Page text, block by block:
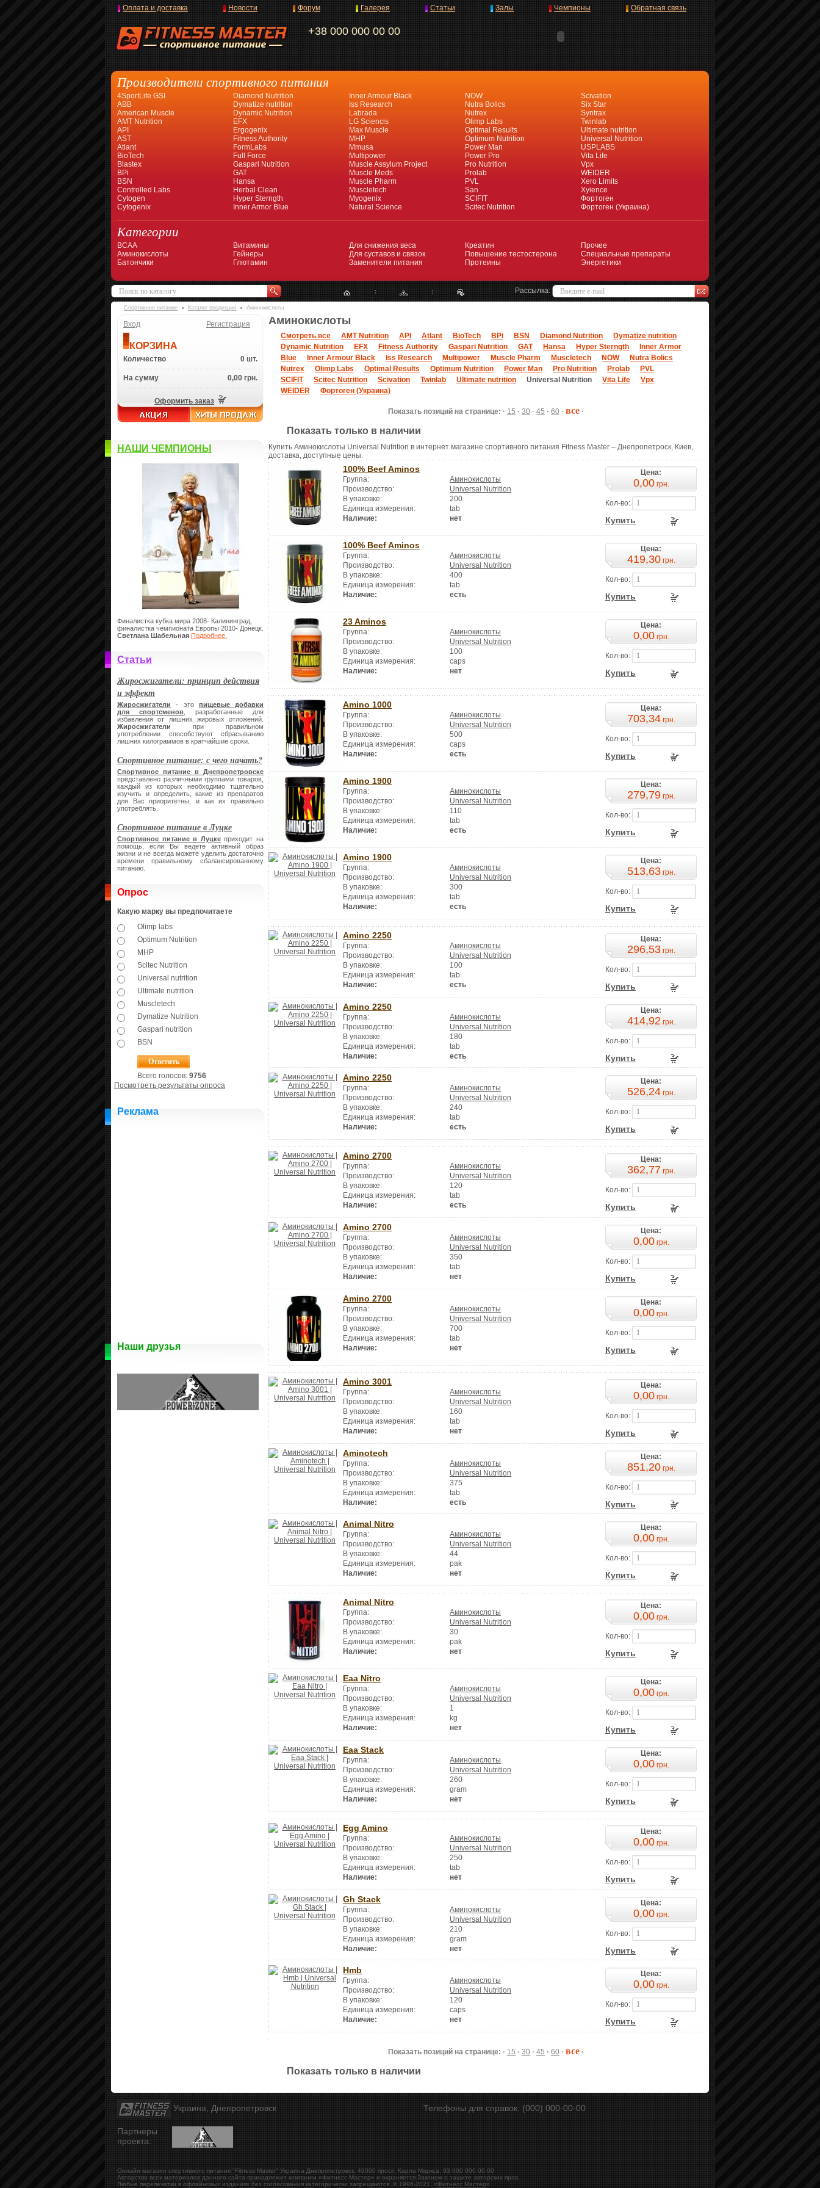
+38 000 000 00 00
Оплата и доставка Новости Форум Галерея Статьи Залы Чемпионы Обратная связь
Производители спортивного питания
4SportLife GSI
ABB
American Muscle
AMT Nutrition
API
AST
Atlant
BioTech
Blastex
BPi
BSN
Controlled Labs
Cytogen
Cytogenix
Diamond Nutrition
Dymatize nutrition
Dynamic Nutrition
EFX
Ergogenix
Fitness Authority
FormLabs
Full Force
Gaspari Nutrition
GAT
Hansa
Herbal Clean
Hyper Sterngth
Inner Armor Blue
Inner Armour Black
Iss Research
Labrada
LG Sciencis
Max Muscle
MHP
Mmusa
Multipower
Muscle Assylum Project
Muscle Meds
Muscle Pharm
Muscletech
Myogenix
Natural Science
NOW
Nutra Bolics
Nutrex
Olimp Labs
Optimal Results
Optimum Nutrition
Power Man
Power Pro
Pro Nutrition
Prolab
PVL
San
SCIFIT
Scitec Nutrition
Scivation
Six Star
Syntrax
Twinlab
Ultimate nutrition
Universal Nutrition
USPLABS
Vita Life
Vpx
WEIDER
Xero Limits
Xyience
Фортоген
Фортоген (Украина)
Категории
BCAA
Аминокислоты
Батончики
Витамины
Гейнеры
Глютамин
Для снижения веса
Для суставов и связок
Заменители питания
Креатин
Повышение тестостерона
Протеины
Прочее
Специальные препараты
Энергетики
Рассылка:
Спортивное питание Каталог продукции Аминокислоты
Вход Регистрация
КОРЗИНА
Количество 0 шт.
На сумму 0,00 грн.
Оформить заказ
НАШИ ЧЕМПИОНЫ
Финалистка кубка мира 2008- Калининград,
финалистка чемпионата Европы 2010- Донецк.
Светлана Шабельная Подробнее.
Статьи
Жиросжигатели: принцип действия
и эффект
Жиросжигатели - это пищевые добавки
для спортсменов , разработанные для
избавления от лишних жировых отложений.
Жиросжигатели при правильном
употреблении способствуют сбрасыванию
лишних килограммов в кратчайшие сроки.
Спортивное питание: с чего начать?
Спортивное питание в Днепропетровске
представлено различными группами товаров,
каждый из которых необходимо тщательно
изучить и определить, какие из препаратов
для Вас приоритетны, и как их правильно
употреблять.
Спортивное питание в Луцке
Спортивное питание в Луцкеприходит на
помощь, если Вы ведете активный образ
жизни и не всегда можете уделить достаточно
времени правильному сбалансированному
питанию.
Опрос
Какую марку вы предпочитаете
Olimp labs
Optimum Nutrition
MHP
Scitec Nutrition
Universal nutrition
Ultimate nutrition
Muscletech
Dymatize Nutrition
Gaspari nutrition
BSN
Всего голосов: 9756
Посмотреть результаты опроса
Реклама
Наши друзья
Аминокислоты
Смотреть все AMT Nutrition API Atlant BioTech BPi BSN Diamond Nutrition
Dymatize nutrition
Dynamic Nutrition
EFX Fitness Authority Gaspari Nutrition GAT Hansa Hyper Sterngth
Inner Armor
Blue
Inner Armour Black Iss Research Multipower Muscle Pharm Muscletech NOW
Nutra Bolics
Nutrex
Olimp Labs Optimal Results Optimum Nutrition Power Man Pro Nutrition Prolab
PVL
SCIFIT
Scitec Nutrition Scivation Twinlab Ultimate nutrition Universal Nutrition Vita Life
Vpx
WEIDER
Фортоген (Украина)
Показать позиций на странице: · 15 · 30 · 45 · 60 · все ·
Показать только в наличии
Купить Аминокислоты Universal Nutrition в интернет магазине спортивного питания Fitness Master – Днепропетроск, Киев,
доставка, доступные цены.
100% Beef Aminos
Группа:
Аминокислоты
Производство:
Universal Nutrition
В упаковке:
200
Единица измерения:
tab
Наличие:
нет
Цена:
0,00грн.
Кол-во:
Купить
100% Beef Aminos
Группа:
Аминокислоты
Производство:
Universal Nutrition
В упаковке:
400
Единица измерения:
tab
Наличие:
есть
Цена:
419,30грн.
Кол-во:
Купить
23 Aminos
Группа:
Аминокислоты
Производство:
Universal Nutrition
В упаковке:
100
Единица измерения:
caps
Наличие:
нет
Цена:
0,00грн.
Кол-во:
Купить
Amino 1000
Группа:
Аминокислоты
Производство:
Universal Nutrition
В упаковке:
500
Единица измерения:
caps
Наличие:
есть
Цена:
703,34грн.
Кол-во:
Купить
Amino 1900
Группа:
Аминокислоты
Производство:
Universal Nutrition
В упаковке:
110
Единица измерения:
tab
Наличие:
есть
Цена:
279,79грн.
Кол-во:
Купить
Amino 1900
Группа:
Аминокислоты
Производство:
Universal Nutrition
В упаковке:
300
Единица измерения:
tab
Наличие:
есть
Цена:
513,63грн.
Кол-во:
Купить
Amino 2250
Группа:
Аминокислоты
Производство:
Universal Nutrition
В упаковке:
100
Единица измерения:
tab
Наличие:
есть
Цена:
296,53грн.
Кол-во:
Купить
Amino 2250
Группа:
Аминокислоты
Производство:
Universal Nutrition
В упаковке:
180
Единица измерения:
tab
Наличие:
есть
Цена:
414,92 грн.
Кол-во:
Купить
Amino 2250
Группа:
Аминокислоты
Производство:
Universal Nutrition
В упаковке:
240
Единица измерения:
tab
Наличие:
есть
Цена:
526,24грн.
Кол-во:
Купить
Amino 2700
Группа:
Аминокислоты
Производство:
Universal Nutrition
В упаковке:
120
Единица измерения:
tab
Наличие:
есть
Цена:
362,77 грн.
Кол-во:
Купить
Amino 2700
Группа:
Аминокислоты
Производство:
Universal Nutrition
В упаковке:
350
Единица измерения:
tab
Наличие:
нет
Цена:
0,00грн.
Кол-во:
Купить
Amino 2700
Группа:
Аминокислоты
Производство:
Universal Nutrition
В упаковке:
700
Единица измерения:
tab
Наличие:
нет
Цена:
0,00грн.
Кол-во:
Купить
Amino 3001
Группа:
Аминокислоты
Производство:
Universal Nutrition
В упаковке:
160
Единица измерения:
tab
Наличие:
нет
Цена:
0,00грн.
Кол-во:
Купить
Aminotech
Группа:
Аминокислоты
Производство:
Universal Nutrition
В упаковке:
375
Единица измерения:
tab
Наличие:
есть
Цена:
851,20грн.
Кол-во:
Купить
Animal Nitro
Группа:
Аминокислоты
Производство:
Universal Nutrition
В упаковке:
44
Единица измерения:
pak
Наличие:
нет
Цена:
0,00грн.
Кол-во:
Купить
Animal Nitro
Группа:
Аминокислоты
Производство:
Universal Nutrition
В упаковке:
30
Единица измерения:
pak
Наличие:
нет
Цена:
0,00грн.
Кол-во:
Купить
Eaa Nitro
Группа:
Аминокислоты
Производство:
Universal Nutrition
В упаковке:
1
Единица измерения:
kg
Наличие:
нет
Цена:
0,00грн.
Кол-во:
Купить
Eaa Stack
Группа:
Аминокислоты
Производство:
Universal Nutrition
В упаковке:
260
Единица измерения:
gram
Наличие:
нет
Цена:
0,00грн.
Кол-во:
Купить
Egg Amino
Группа:
Аминокислоты
Производство:
Universal Nutrition
В упаковке:
250
Единица измерения:
tab
Наличие:
нет
Цена:
0,00грн.
Кол-во:
Купить
Gh Stack
Группа:
Аминокислоты
Производство:
Universal Nutrition
В упаковке:
210
Единица измерения:
gram
Наличие:
нет
Цена:
0,00грн.
Кол-во:
Купить
Hmb
Группа:
Аминокислоты
Производство:
Universal Nutrition
В упаковке:
120
Единица измерения:
caps
Наличие:
нет
Цена:
0,00грн.
Кол-во:
Купить
Показать позиций на странице: · 15 · 30 · 45 · 60 · все ·
Показать только в наличии
Украина, Днепропетровск Телефоны для справок: (000) 000-00-00
Партнеры
проекта:
Онлайн магазин спортивного питания "Fitness Master" Украина Днепропетровск 49000 просп. Карла Маркса, 93 000 000 00 00
Авторство всех материалов данного сайта принадлежит компании «Фитнесс Мастер» и охраняется Законом о защите авторских прав.
Любые перепечатки в офлайновых изданиях без согласования категорически запрещаются. © 1996-2021, «Фитнесс Мастер»